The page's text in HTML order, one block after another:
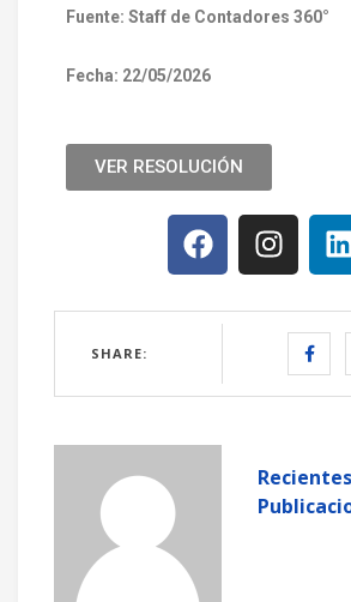
Fuente: Staff de Contadores 360°
Fecha: 22/05/2026
VER RESOLUCIÓN
SHARE:
Recientes